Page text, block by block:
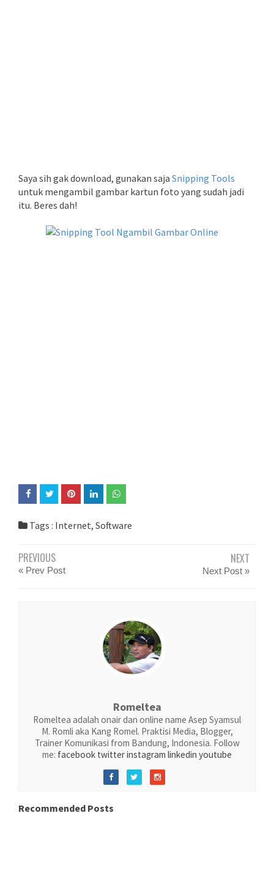
Saya sih gak download, gunakan saja Snipping Tools
untuk mengambil gambar kartun foto yang sudah jadi
itu. Beres dah!
Tags : Internet, Software
PREVIOUS
« Prev Post
NEXT
Next Post »
Romeltea
Romeltea adalah onair dan online name Asep Syamsul
M. Romli aka Kang Romel. Praktisi Media, Blogger,
Trainer Komunikasi from Bandung, Indonesia. Follow
me: facebook twitterinstagram linkedin youtube
Recommended Posts